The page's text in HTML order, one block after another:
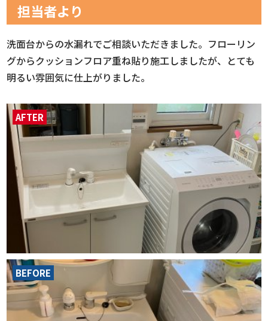
担当者より
洗面台からの水漏れでご相談いただきました。フローリン
グからクッションフロア重ね貼り施工しましたが、とても
明るい雰囲気に仕上がりました。
AFTER
BEFORE